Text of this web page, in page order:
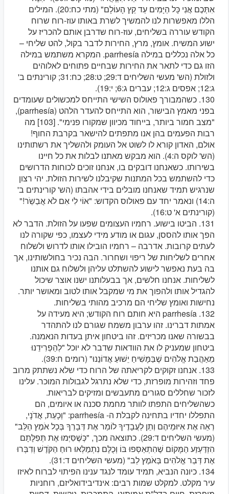
אִתְּכֶם אֲנִי כָּל הַיָּמִים עַד קֵץ הָעוֹלָם" (מתי כח:20). המילים
הללו מאפשרות לנו להמשיך לשרת באותו עוז-רוח שרוח
הקודש עוררה בשליחים, עוז-רוח שדרבן אותם להכריז על
ישוע המשיח. אומץ, מרץ, החירות לדבר בקול, להט שליחי –
כל אלה נכללים במילה parrhesía. המקרא משתמש במילה
הזו גם כדי לתאר את החירות שבחיים פתוחים לאלוהים
ולזולת (הש' מעשי השליחים ד:29; ט:28; כח:31; קורינתים ב'
ג:12; אפסים ג:12; עברים ג:6; י:19).
130. כשהמבורך פאולוס השישי התייחס למכשולים שעומדים
בפני מאמץ הבישור, הוא התייחס להעדר הלהט (parrhesía),
"מצב חמור ביותר, בייחוד מכיוון שמקורו פנימי". [103] מה
רבות הפעמים בהן אנו מתפתים להישאר בקרבת החוף!
אולם, האדון קורא לו לשוט אל העומק ולהשליך את רשתותינו
(הש' לוקס ה:4). הוא מבקש מאתנו לבלות את כל חיינו
בשירותו. כשאנחנו דובקים בו, אנחנו זוכים לכוחות הדרושים
כדי להשתמש בכל המתנות שקיבלנו לשירות הזולת. יהי רצון
שנרגיש תמיד שאנחנו מובלים בידי אהבתו (הש' קורינתים ב'
ה:14) ונאמר יחד עם פאולוס הקדוש: "אוֹי לִי אִם לֹא אֲבַשֵֹר!"
(קורינתים א' ט:16).
131. הביטו בישוע. רחמיו העצומים שפעו על הזולת. הדבר לא
הפך אותו להססן, עגום או מודע מידי לעצמו, כפי שקורה לנו
לעתים קרובות. אדרבה – רחמיו הובילו אותו לדרוש ולשלוח
אחרים לשליחות של ריפוי ושחרור. הבה נכיר בחולשותינו, אך
בה בעת נאפשר לישוע להשתלט עליהן ולשלוח גם אותנו
לשליחות. אנחנו חלשים, אך בבעלותנו ישנו אוצר שיכול
להגדיל אותו ולהפוך את מי שמקבל אותו לטוב ומאושר יותר.
נחישות ואומץ שליחי הם מרכיב מהותי בשליחות.
132. parrhesía היא חותם רוח הקודש; היא מעידה על
אמתות דברינו. זהו ערבון משמח שגורם לנו להתהדר
בבשורה שאנו מכריזים. זהו ביטחון איתן בעדות הנאמנה.
ביטחון שמעניק לו את הוודאות שדבר לא יוכל "לְהַפְרִידֵנוּ
מֵאַהֲבַת אֱלֹהִים שֶׁבַּמָּשִׁיחַ יֵשׁוּעַ אֲדוֹנֵנוּ" (רומים ח:39).
133. אנחנו זקוקים לקריאתה של הרוח כדי שלא נשתתק מרוב
פחד וזהירות מופרזת, כדי שלא נתרגל לגבולות המוכר. עלינו
לזכור שחללים סגורים מתעבשים ומזיקים לבריאות.
כשהשליחים התפתו לוותר מחמת סכנה או איומים, הם
התפללו יחדיו בתחינה לקבלת ה- parrhesía: "וְכָעֵת, אֲדֹנָי,
רְאֵה אֶת אִיּוּמֵיהֶם וְתֵן לַעֲבָדֶיךָ לוֹמַר אֶת דְּבָרְךָ בְּכָל אֹמֶץ הַלֵּב"
(מעשי השליחים ד:29). כתוצאה מכך, "כְּשֶׁסִּיְּמוּ אֶת תְּפִלָּתָם
הִזְדַּעְזַע הַמָּקוֹם שֶׁהִתְאַסְּפוּ בּוֹ וְכֻלָּם נִתְמַלְּאוּ רוּחַ הַקֹּדֶשׁ וְדִבְּרוּ
אֶת דְּבַר אֱלֹהִים בְּאֹמֶץ לֵב" (מעשי השליחים ד:31).
134. כיונה הנביא, תמיד עומד לנגד ענינו הפיתוי לברוח לאיזו
עיר מקלט. למקלט שמות רבים: אינדיבידואליזם, רוחניות